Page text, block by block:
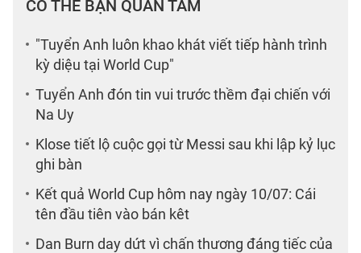
CÓ THỂ BẠN QUAN TÂM
"Tuyển Anh luôn khao khát viết tiếp hành trình
kỳ diệu tại World Cup"
Tuyển Anh đón tin vui trước thềm đại chiến với
Na Uy
Klose tiết lộ cuộc gọi từ Messi sau khi lập kỷ lục
ghi bàn
Kết quả World Cup hôm nay ngày 10/07: Cái
tên đầu tiên vào bán kêt
Dan Burn day dứt vì chấn thương đáng tiếc của